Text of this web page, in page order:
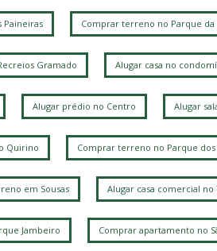
Paineiras Comprar terreno no Parque da
Gramado Alugar casa no
Alugar prédio no Centro Alugar
Quirino Comprar terreno no Parque dos
em Sousas Alugar casa comercial no
Jambeiro Comprar apartamento no